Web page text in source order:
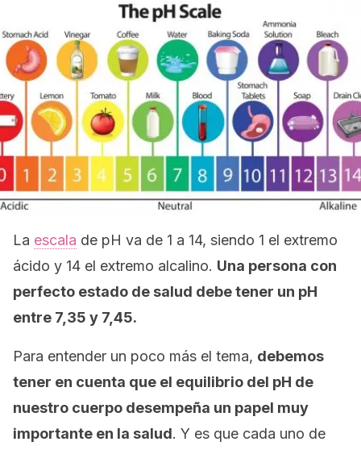
La escala de pH va de 1 a 14, siendo 1 el extremo
ácido y 14 el extremo alcalino. Una persona con
perfecto estado de salud debe tener un pH
entre 7,35 y 7,45.
Para entender un poco más el tema, debemos
tener en cuenta que el equilibrio del pH de
nuestro cuerpo desempeña un papel muy
importante en la salud. Y es que cada uno de